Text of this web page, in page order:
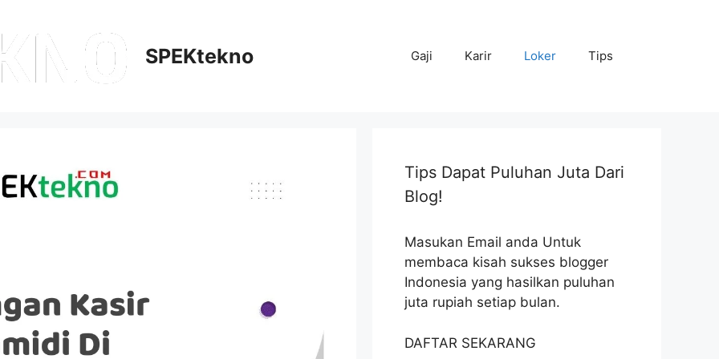
SPEKtekno Gaji Karir Loker Tips
Tips Dapat Puluhan Juta Dari
Blog!
Masukan Email anda Untuk
membaca kisah sukses blogger
Indonesia yang hasilkan puluhan
juta rupiah setiap bulan.
DAFTAR SEKARANG